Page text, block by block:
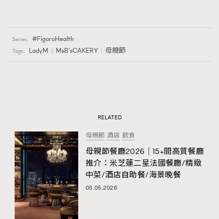
Series: FigaroHealth
Tags: LadyM MsB'sCAKERY 母親節
RELATED
母親節 酒店 飲食
母親節餐廳2026｜15+間高質餐廳
推介：米芝蓮二星法國餐廳/精緻
中菜/酒店自助餐/海景晚餐
05.05.2026